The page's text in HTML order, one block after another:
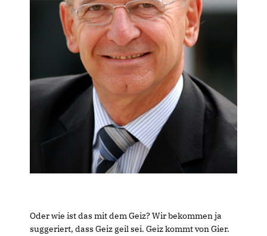
Oder wie ist das mit dem Geiz? Wir bekommen ja
suggeriert, dass Geiz geil sei. Geiz kommt von Gier.